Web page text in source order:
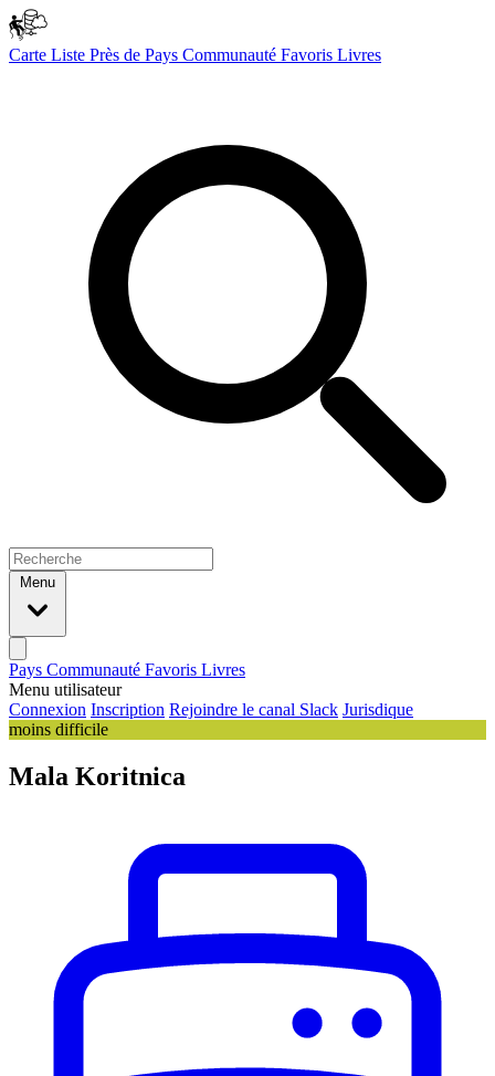
Carte Liste Près de Pays Communauté Favoris Livres
Menu
Pays Communauté Favoris Livres
Menu utilisateur
Connexion Inscription Rejoindre le canal Slack Jurisdique
moins difficile
Mala Koritnica